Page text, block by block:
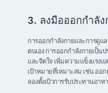
3. ลงมือออกกำลั
การออกกำลังกายและการดู
ตนเอง การออกกำลังกายเป็น
และจิตใจ เพิ่มความแข็งแรงแ
เป้าหมายที่เหมาะสม เช่น ออ
ลองตั้งเป้าการรับประทานอ